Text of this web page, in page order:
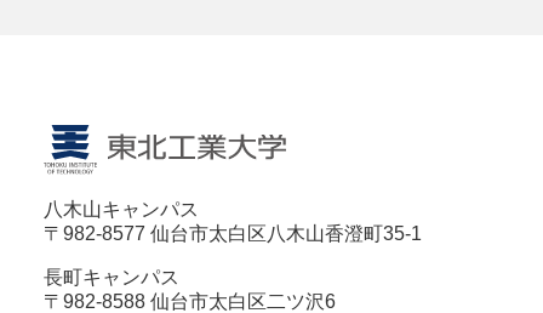
八木山キャンパス
〒982-8577 仙台市太白区八木山香澄町35-1
長町キャンパス
〒982-8588 仙台市太白区二ツ沢6